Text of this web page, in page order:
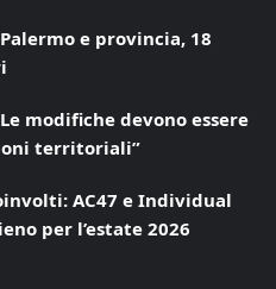
e provincia, 18
modifiche devono essere
territoriali”
AC47 e Individual
per l’estate 2026